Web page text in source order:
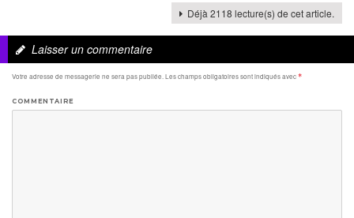
Déjà 2118 lecture(s) de cet article.
Laisser un commentaire
Votre adresse de messagerie ne sera pas publiée.Les champs obligatoires sont indiqués avec *
COMMENTAIRE